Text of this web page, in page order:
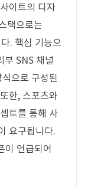
이트의 디자
택으로는
. 핵심 기능으
부 SNS 채널
으로 구성된
한, 스포츠와
트를 통해 사
요구됩니다.
언급되어